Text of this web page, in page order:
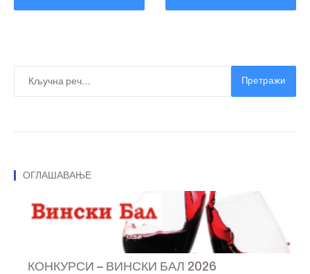
Претражи
ОГЛАШАВАЊЕ
КОНКУРСИ – ВИНСКИ БАЛ 2026